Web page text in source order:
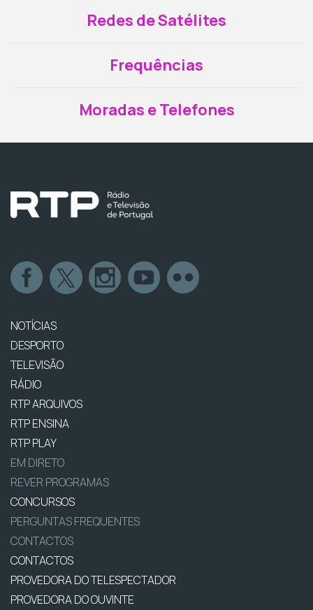
Redes de Satélites
Frequências
Moradas e Telefones
NOTÍCIAS
DESPORTO
TELEVISÃO
RÁDIO
RTP ARQUIVOS
RTP ENSINA
RTP PLAY
EM DIRETO
REVER PROGRAMAS
CONCURSOS
PERGUNTAS FREQUENTES
CONTACTOS
CONTACTOS
PROVEDORA DO TELESPECTADOR
PROVEDORA DO OUVINTE